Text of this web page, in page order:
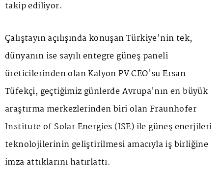
takip ediliyor.
Çalıştayın açılışında konuşan Türkiye'nin tek,
dünyanın ise sayılı entegre güneş paneli
üreticilerinden olan Kalyon PV CEO'su Ersan
Tüfekçi, geçtiğimiz günlerde Avrupa'nın en büyük
araştırma merkezlerinden biri olan Fraunhofer
Institute of Solar Energies (ISE) ile güneş enerjileri
teknolojilerinin geliştirilmesi amacıyla iş birliğine
imza attıklarını hatırlattı.